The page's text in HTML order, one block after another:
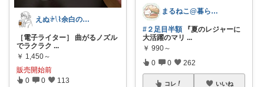
えぬ𓍯⌇余白のある暮らし
［電子ライター］ 曲がるノズル
でラクラク ...
￥ 1,450～
販売開始前
0 0 113
まるねこ@暮らしと子育て🐈️🌸
#２足目半額 『夏のレジャーに
大活躍のマリ ...
￥ 990～
0 0 262
コレ いいね